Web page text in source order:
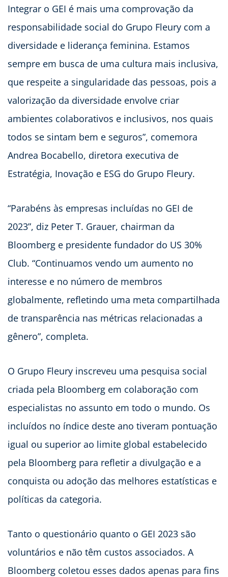
Integrar o GEI é mais uma comprovação da
responsabilidade social do Grupo Fleury com a
diversidade e liderança feminina. Estamos
sempre em busca de uma cultura mais inclusiva,
que respeite a singularidade das pessoas, pois a
valorização da diversidade envolve criar
ambientes colaborativos e inclusivos, nos quais
todos se sintam bem e seguros”, comemora
Andrea Bocabello, diretora executiva de
Estratégia, Inovação e ESG do Grupo Fleury.
“Parabéns às empresas incluídas no GEI de
2023”, diz Peter T. Grauer, chairman da
Bloomberg e presidente fundador do US 30%
Club. “Continuamos vendo um aumento no
interesse e no número de membros
globalmente, refletindo uma meta compartilhada
de transparência nas métricas relacionadas a
gênero”, completa.
O Grupo Fleury inscreveu uma pesquisa social
criada pela Bloomberg em colaboração com
especialistas no assunto em todo o mundo. Os
incluídos no índice deste ano tiveram pontuação
igual ou superior ao limite global estabelecido
pela Bloomberg para refletir a divulgação e a
conquista ou adoção das melhores estatísticas e
políticas da categoria.
Tanto o questionário quanto o GEI 2023 são
voluntários e não têm custos associados. A
Bloomberg coletou esses dados apenas para fins